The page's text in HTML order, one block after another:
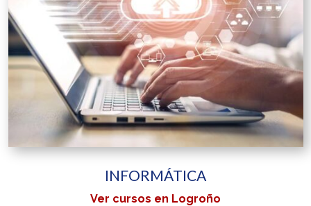
INFORMÁTICA
Ver cursos en Logroño